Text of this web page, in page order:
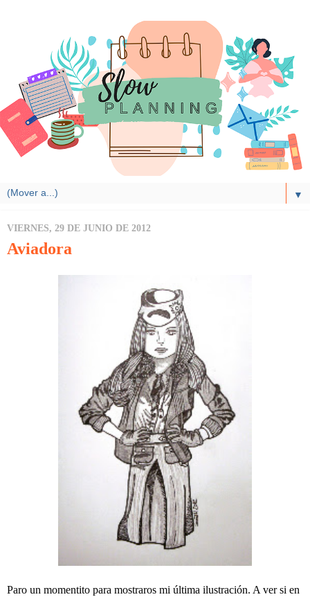
▼
VIERNES, 29 DE JUNIO DE 2012
Aviadora
Paro un momentito para mostraros mi última ilustración. A ver si en